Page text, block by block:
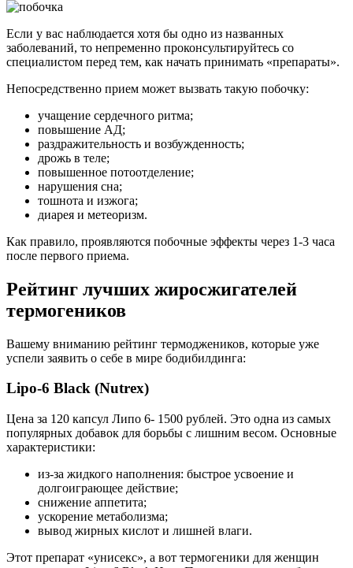
Если у вас наблюдается хотя бы одно из названных
заболеваний, то непременно проконсультируйтесь со
специалистом перед тем, как начать принимать «препараты».
Непосредственно прием может вызвать такую побочку:
учащение сердечного ритма;
повышение АД;
раздражительность и возбужденность;
дрожь в теле;
повышенное потоотделение;
нарушения сна;
тошнота и изжога;
диарея и метеоризм.
Как правило, проявляются побочные эффекты через 1-3 часа
после первого приема.
Рейтинг лучших жиросжигателей
термогеников
Вашему вниманию рейтинг термоджеников, которые уже
успели заявить о себе в мире бодибилдинга:
Lipo-6 Black (Nutrex)
Цена за 120 капсул Липо 6- 1500 рублей. Это одна из самых
популярных добавок для борьбы с лишним весом. Основные
характеристики:
из-за жидкого наполнения: быстрое усвоение и
долгоиграющее действие;
снижение аппетита;
ускорение метаболизма;
вывод жирных кислот и лишней влаги.
Этот препарат «унисекс», а вот термогеники для женщин